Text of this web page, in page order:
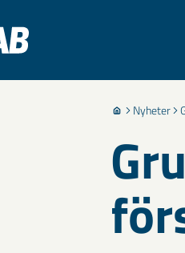
Nyheter